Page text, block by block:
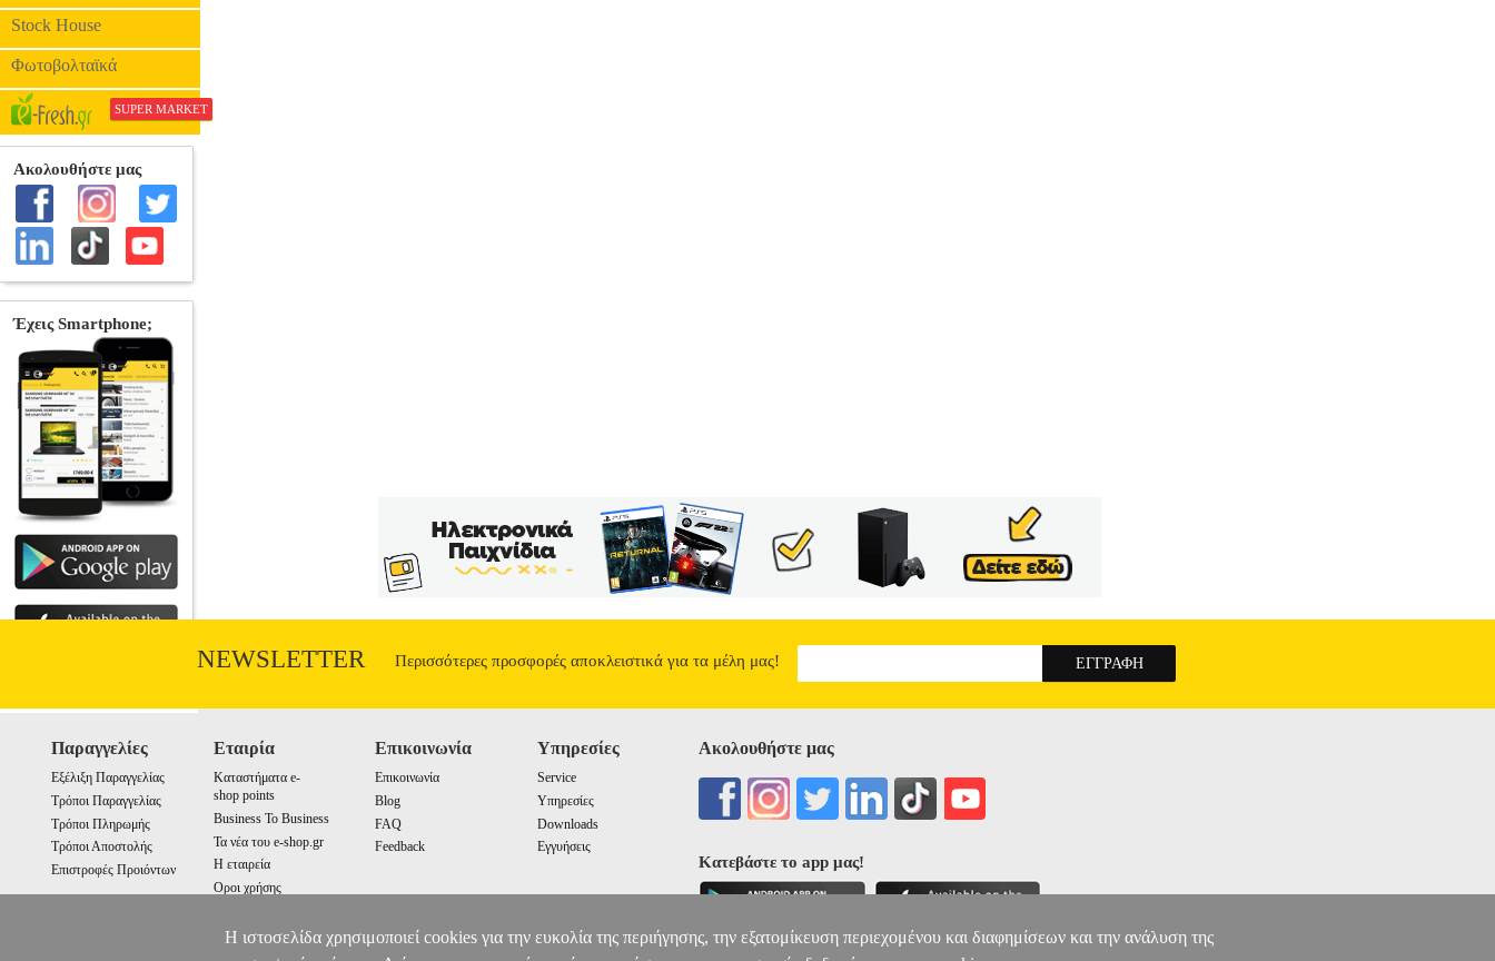
Stock House
Φωτοβολταϊκά
SUPER MARKET
NEWSLETTER Περισσότερες προσφορές αποκλειστικά για τα μέλη μας!
Παραγγελίες
Εξέλιξη Παραγγελίας
Τρόποι Παραγγελίας
Τρόποι Πληρωμής
Τρόποι Αποστολής
Επιστροφές Προιόντων
Εταιρία
Καταστήματα e-
shop points
Business To Business
Τα νέα του e-shop.gr
Η εταιρεία
Οροι χρήσης
Επικοινωνία
Επικοινωνία
Blog
FAQ
Feedback
Υπηρεσίες
Service
Υπηρεσίες
Downloads
Εγγυήσεις
Ακολουθήστε μας
Κατεβάστε το app μας!
Η ιστοσελίδα χρησιμοποιεί cookies για την ευκολία της περιήγησης, την εξατομίκευση περιεχομένου και διαφημίσεων και την ανάλυση της